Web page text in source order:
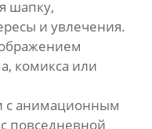
шапку,
и увлечения.
комикса или
с анимационным
повседневной